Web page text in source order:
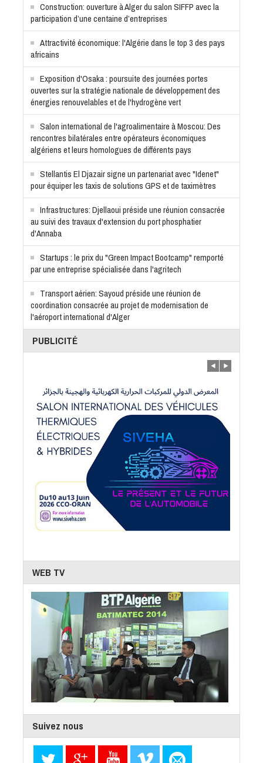
Construction: ouverture à Alger du salon SIFFP avec la
participation d’une centaine d’entreprises
Attractivité économique: l'Algérie dans le top 3 des pays
africains
Exposition d'Osaka : poursuite des journées portes
ouvertes sur la stratégie nationale de développement des
énergies renouvelables et de l'hydrogène vert
Salon international de l'agroalimentaire à Moscou: Des
rencontres bilatérales entre opérateurs économiques
algériens et leurs homologues de différents pays
Stellantis El Djazair signe un partenariat avec "Idenet"
pour équiper les taxis de solutions GPS et de taximètres
Infrastructures: Djellaoui préside une réunion consacrée
au suivi des travaux d'extension du port phosphatier
d'Annaba
Startups : le prix du "Green Impact Bootcamp" remporté
par une entreprise spécialisée dans l'agritech
Transport aérien: Sayoud préside une réunion de
coordination consacrée au projet de modernisation de
l'aéroport international d'Alger
PUBLICITÉ
WEB TV
Suivez nous